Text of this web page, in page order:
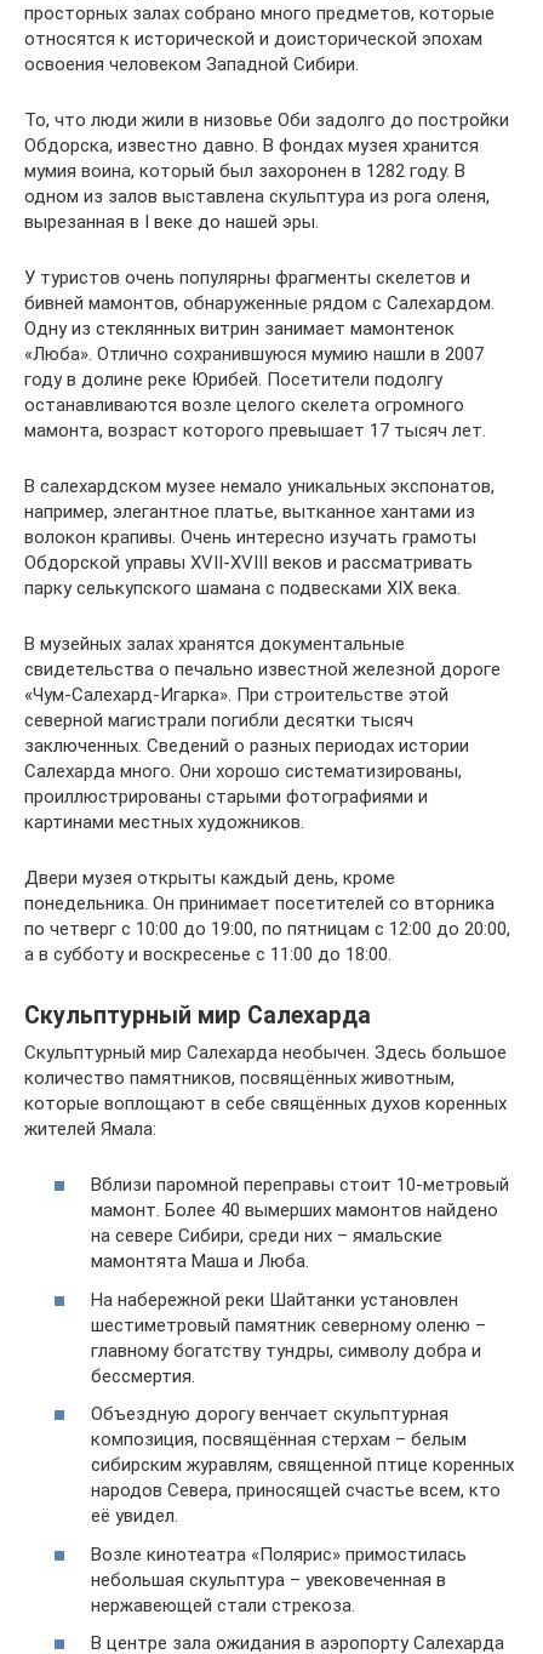
просторных залах собрано много предметов, которые
относятся к исторической и доисторической эпохам
освоения человеком Западной Сибири.
То, что люди жили в низовье Оби задолго до постройки
Обдорска, известно давно. В фондах музея хранится
мумия воина, который был захоронен в 1282 году. В
одном из залов выставлена скульптура из рога оленя,
вырезанная в I веке до нашей эры.
У туристов очень популярны фрагменты скелетов и
бивней мамонтов, обнаруженные рядом с Салехардом.
Одну из стеклянных витрин занимает мамонтенок
«Люба». Отлично сохранившуюся мумию нашли в 2007
году в долине реке Юрибей. Посетители подолгу
останавливаются возле целого скелета огромного
мамонта, возраст которого превышает 17 тысяч лет.
В салехардском музее немало уникальных экспонатов,
например, элегантное платье, вытканное хантами из
волокон крапивы. Очень интересно изучать грамоты
Обдорской управы XVII-XVIII веков и рассматривать
парку селькупского шамана с подвесками XIX века.
В музейных залах хранятся документальные
свидетельства о печально известной железной дороге
«Чум-Салехард-Игарка». При строительстве этой
северной магистрали погибли десятки тысяч
заключенных. Сведений о разных периодах истории
Салехарда много. Они хорошо систематизированы,
проиллюстрированы старыми фотографиями и
картинами местных художников.
Двери музея открыты каждый день, кроме
понедельника. Он принимает посетителей со вторника
по четверг с 10:00 до 19:00, по пятницам с 12:00 до 20:00,
а в субботу и воскресенье с 11:00 до 18:00.
Скульптурный мир Салехарда
Скульптурный мир Салехарда необычен. Здесь большое
количество памятников, посвящённых животным,
которые воплощают в себе свящённых духов коренных
жителей Ямала:
Вблизи паромной переправы стоит 10-метровый
мамонт. Более 40 вымерших мамонтов найдено
на севере Сибири, среди них – ямальские
мамонтята Маша и Люба.
На набережной реки Шайтанки установлен
шестиметровый памятник северному оленю –
главному богатству тундры, символу добра и
бессмертия.
Объездную дорогу венчает скульптурная
композиция, посвящённая стерхам – белым
сибирским журавлям, священной птице коренных
народов Севера, приносящей счастье всем, кто
её увидел.
Возле кинотеатра «Полярис» примостилась
небольшая скульптура – увековеченная в
нержавеющей стали стрекоза.
В центре зала ожидания в аэропорту Салехарда